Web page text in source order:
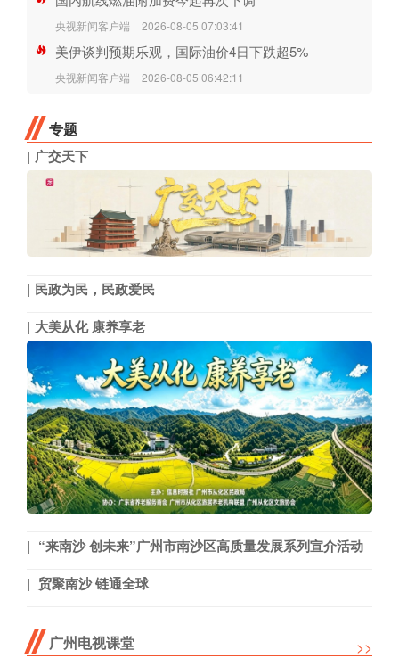
央视新闻客户端 2026-08-05 07:03:41
美伊谈判预期乐观，国际油价4日下跌超5%
央视新闻客户端 2026-08-05 06:42:11
专题
广交天下
民政为民，民政爱民
大美从化 康养享老
“来南沙 创未来”广州市南沙区高质量发展系列宣介活动
贸聚南沙 链通全球
广州电视课堂 >>